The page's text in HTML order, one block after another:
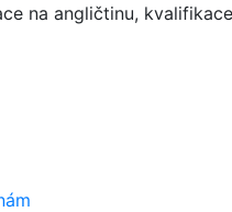
na angličtinu,